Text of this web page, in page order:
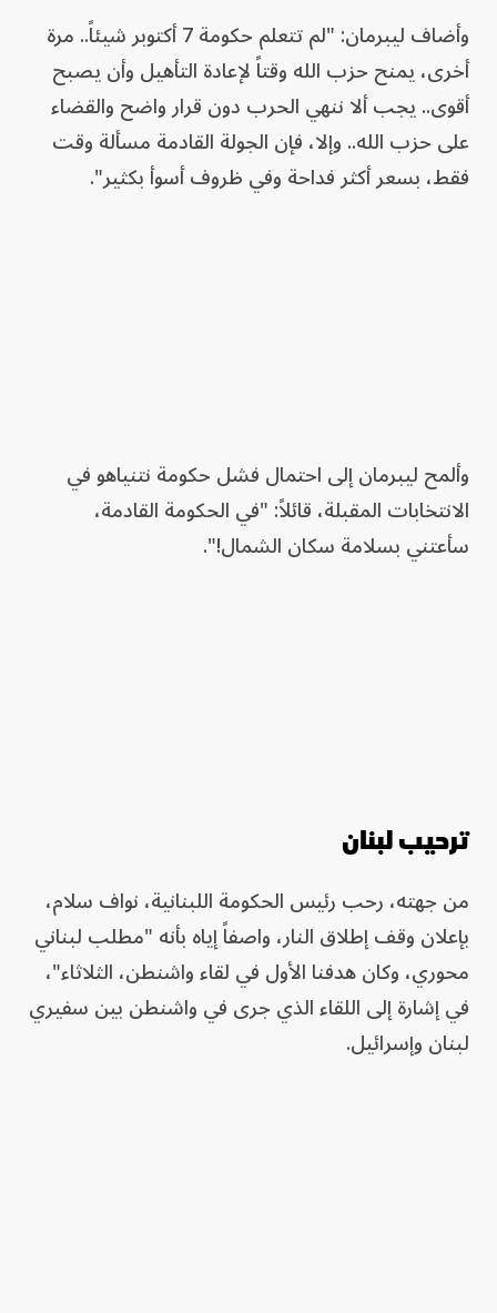
وأضاف ليبرمان: "لم تتعلم حكومة 7 أكتوبر شيئاً.. مرة
أخرى، يمنح حزب الله وقتاً لإعادة التأهيل وأن يصبح
أقوى.. يجب ألا ننهي الحرب دون قرار واضح والقضاء
على حزب الله.. وإلا، فإن الجولة القادمة مسألة وقت
فقط، بسعر أكثر فداحة وفي ظروف أسوأ بكثير".
وألمح ليبرمان إلى احتمال فشل حكومة نتنياهو في
الانتخابات المقبلة، قائلاً: "في الحكومة القادمة،
سأعتني بسلامة سكان الشمال!".
ترحيب لبنان
من جهته، رحب رئيس الحكومة اللبنانية، نواف سلام،
بإعلان وقف إطلاق النار، واصفاً إياه بأنه "مطلب لبناني
محوري، وكان هدفنا الأول في لقاء واشنطن، الثلاثاء"،
في إشارة إلى اللقاء الذي جرى في واشنطن بين سفيري
لبنان وإسرائيل.